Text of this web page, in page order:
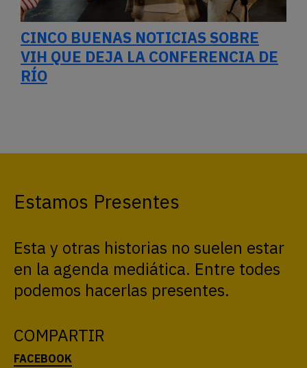
CINCO BUENAS NOTICIAS SOBRE
VIH QUE DEJA LA CONFERENCIA DE
RÍO
Estamos Presentes
Esta y otras historias no suelen estar
en la agenda mediática. Entre todes
podemos hacerlas presentes.
COMPARTIR